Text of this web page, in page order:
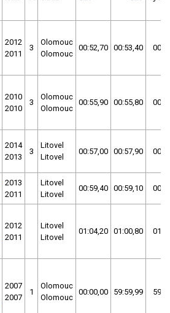
2012
2011
3
Olomouc
Olomouc
00:52,70 00:53,40
2010
2010
3
Olomouc
Olomouc
00:55,90 00:55,80
2014
2013
3
Litovel
Litovel
00:57,00 00:57,90
2013
2011
Litovel
Litovel
00:59,40 00:59,10
2012
2011
Litovel
Litovel
01:04,20 01:00,80
2007
2007
1
Olomouc
Olomouc
00:00,00 59:59,99